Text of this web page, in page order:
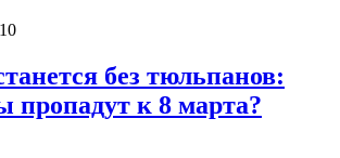
без тюльпанов:
пропадут к 8 марта?